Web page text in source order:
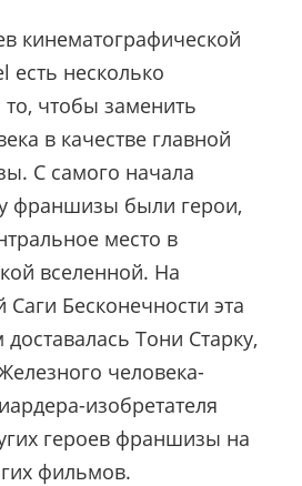
кинематографической
есть несколько
то, чтобы заменить
в качестве главной
С самого начала
франшизы были герои,
место в
вселенной. На
Бесконечности эта
Тони Старку,
человека-
изобретателя
героев франшизы на
фильмов.